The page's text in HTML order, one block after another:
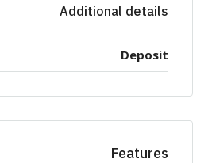
Additional details
Deposit
Features